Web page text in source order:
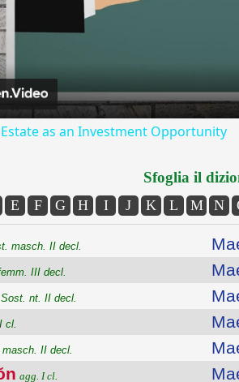
as an Investment Opportunity
Sfoglia il
E F G H I J K L M N
masch. II decl.
III decl.
Sost. nt. II decl.
cl.
II decl.
agg. I cl.